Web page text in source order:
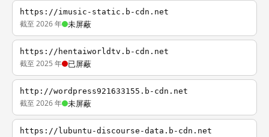
https://imusic-static.b-cdn.net
截至 2026 年 未屏蔽
https://hentaiworldtv.b-cdn.net
截至 2025 年 已屏蔽
http://wordpress921633155.b-cdn.net
截至 2026 年 未屏蔽
https://lubuntu-discourse-data.b-cdn.net